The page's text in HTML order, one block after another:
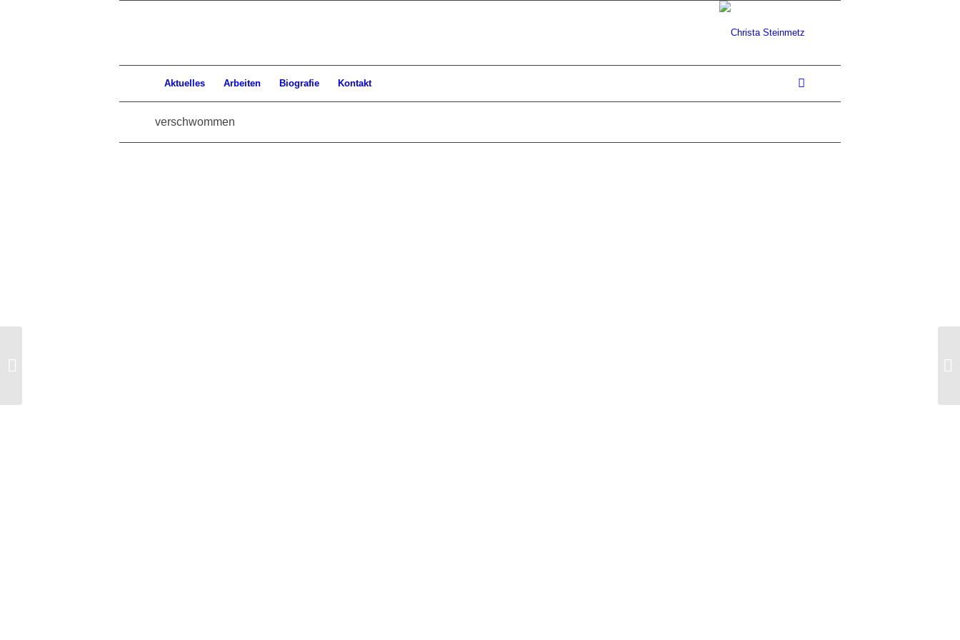
Aktuelles Arbeiten Biografie Kontakt
verschwommen